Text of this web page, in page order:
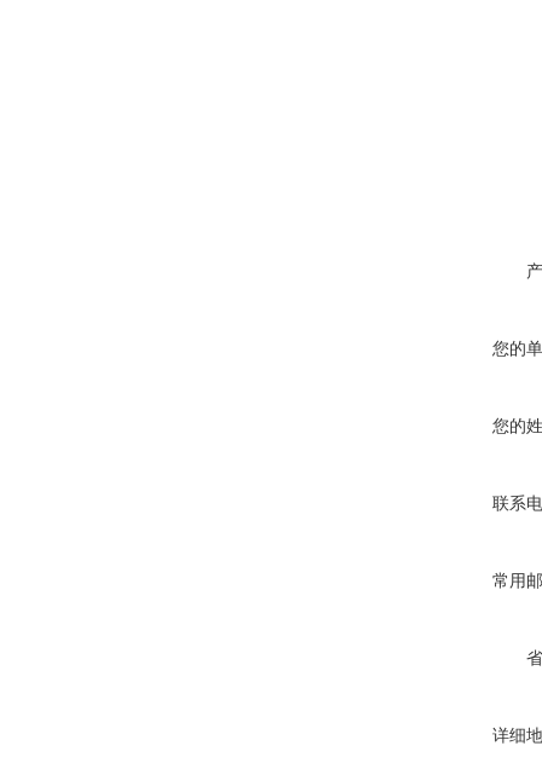
您的
您的
联系
常用
详细